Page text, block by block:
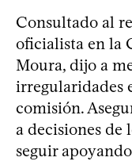
Consultado al
oficialista en la
Moura, dijo a
irregularidades
comisión.
a decisiones de
seguir